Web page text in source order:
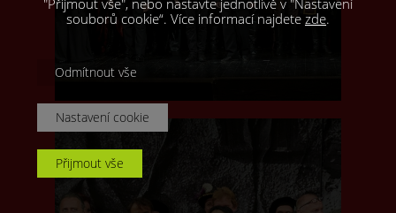
"Přijmout vše", nebo nastavte jednotlivě v "Nastavení
souborů cookie“. Více informací najdete zde.
Odmítnout vše
Nastavení cookie
Přijmout vše